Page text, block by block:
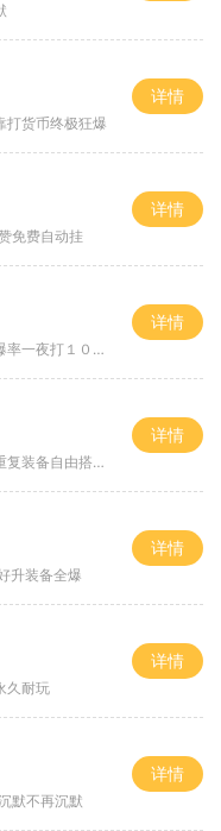
打货币终极狂爆
详情
免费自动挂
详情
夜打１０００充
详情
备自由搭配私
详情
升装备全爆
详情
久耐玩
详情
默不再沉默
详情